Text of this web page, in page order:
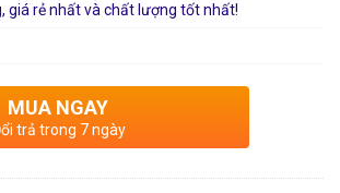
giá rẻ nhất và chất lượng tốt nhất!
MUA NGAY
trả trong 7 ngày